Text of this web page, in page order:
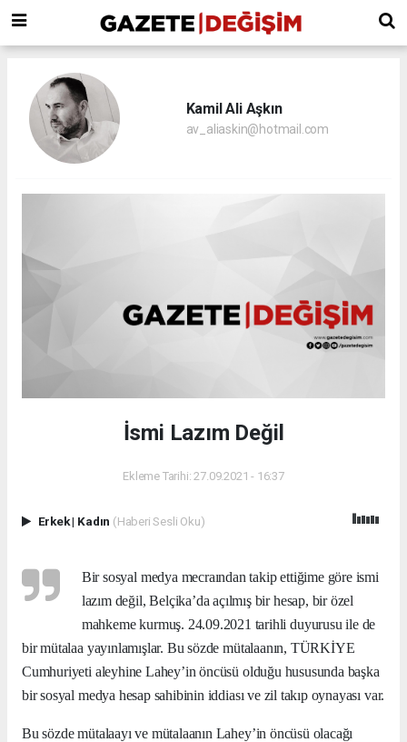
Kamil Ali Aşkın
av_aliaskin@hotmail.com
İsmi Lazım Değil
Ekleme Tarihi: 27.09.2021 - 16:37
Erkek| Kadın (Haberi Sesli Oku)
Bir sosyal medya mecraından takip ettiğime göre ismi
lazım değil, Belçika’da açılmış bir hesap, bir özel
mahkeme kurmuş. 24.09.2021 tarihli duyurusu ile de
bir mütalaa yayınlamışlar. Bu sözde mütalaanın, TÜRKİYE
Cumhuriyeti aleyhine Lahey’in öncüsü olduğu hususunda başka
bir sosyal medya hesap sahibinin iddiası ve zil takıp oynayası var.
Bu sözde mütalaayı ve mütalaanın Lahey’in öncüsü olacağı